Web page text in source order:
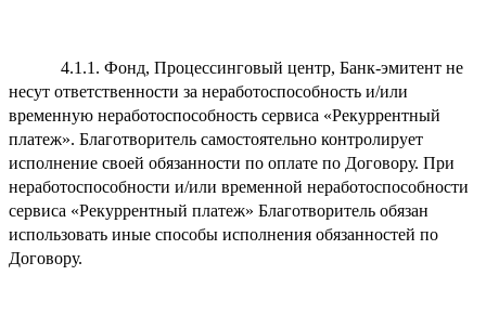
4.1.1. Фонд, Процессинговый центр, Банк-эмитент не
несут ответственности за неработоспособность и/или
временную неработоспособность сервиса «Рекуррентный
платеж». Благотворитель самостоятельно контролирует
исполнение своей обязанности по оплате по Договору. При
неработоспособности и/или временной неработоспособности
сервиса «Рекуррентный платеж» Благотворитель обязан
использовать иные способы исполнения обязанностей по
Договору.